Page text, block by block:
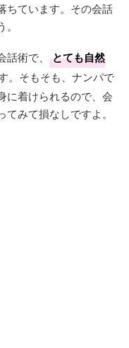
ちています。その会話
術で、
とても自然
。そもそも、ナンパで
に着けられるので、会
みて損なしですよ。